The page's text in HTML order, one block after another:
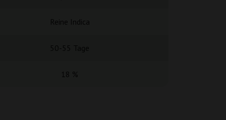
Reine Indica
18 %